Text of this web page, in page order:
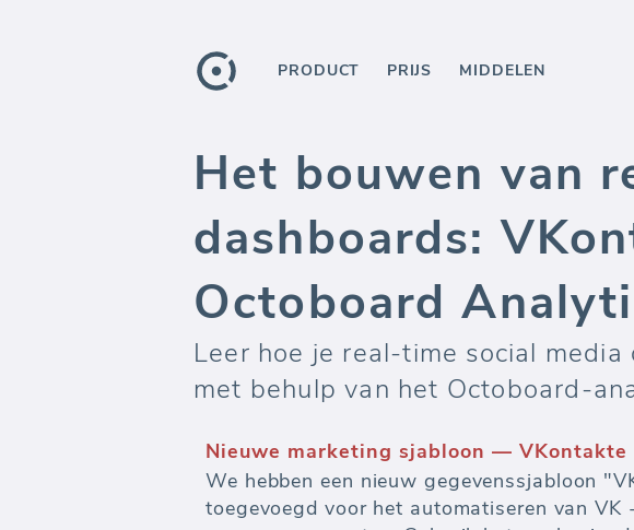
PRODUCT PRIJS MIDDELEN
Het bouwen van
dashboards:
Octoboard
Leer hoe je real-time social
met behulp van het Octoboard-
Nieuwe marketing sjabloon — VKontakte
We hebben een nieuw gegevenssjabloon
toegevoegd voor het automatiseren van VK